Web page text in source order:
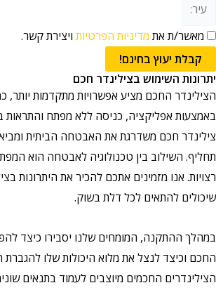
ת אתמדיניות הפרטיותויצירת קשר.
יעוץ בחינם!
השימוש בצילינדר חכם
החכם מציע אפשרויות מתקדמות יותר, כמו
אפליקציה, כניסה ללא מפתח והתראות בזמן
חכם משדרגת את האבטחה הביתית ומביאה
השילוב בין טכנולוגיה לאבטחה הוא המפתח
אנו מזמינים אתכם להכיר את היתרונות
להתאים לכל דלת בשוק.
ההתקנה, המומחים שלנו יסבירו כיצד להפעיל
לנצל את מלוא היכולות שלו להגברת
החכמים מיוצבים לעמוד בתנאים שונים של